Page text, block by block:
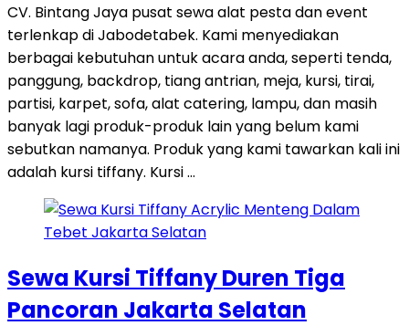
CV. Bintang Jaya pusat sewa alat pesta dan event
terlenkap di Jabodetabek. Kami menyediakan
berbagai kebutuhan untuk acara anda, seperti tenda,
panggung, backdrop, tiang antrian, meja, kursi, tirai,
partisi, karpet, sofa, alat catering, lampu, dan masih
banyak lagi produk-produk lain yang belum kami
sebutkan namanya. Produk yang kami tawarkan kali ini
adalah kursi tiffany. Kursi …
Sewa Kursi Tiffany Duren Tiga
Pancoran Jakarta Selatan